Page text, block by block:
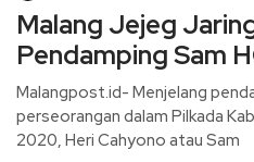
Malang Jejeg
Pendamping Sam
Malangpost.id- Menjelang
perseorangan dalam Pilkada
2020, Heri Cahyono atau Sam